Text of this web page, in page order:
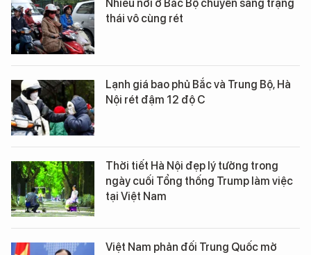
Nhiều nơi ở Bắc Bộ chuyển sang trạng
thái vô cùng rét
Lạnh giá bao phủ Bắc và Trung Bộ, Hà
Nội rét đậm 12 độ C
Thời tiết Hà Nội đẹp lý tưởng trong
ngày cuối Tổng thống Trump làm việc
tại Việt Nam
Việt Nam phản đối Trung Quốc mở